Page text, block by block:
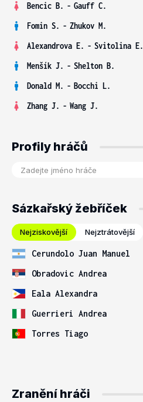
Bencic B. - Gauff C.
Fomin S. - Zhukov M.
Alexandrova E. - Svitolina E.
Menšík J. - Shelton B.
Donald M. - Bocchi L.
Zhang J. - Wang J.
Profily hráčů
Sázkařský žebříček
Nejziskovější Nejztrátovější
Cerundolo Juan Manuel
Obradovic Andrea
Eala Alexandra
Guerrieri Andrea
Torres Tiago
Zranění hráči